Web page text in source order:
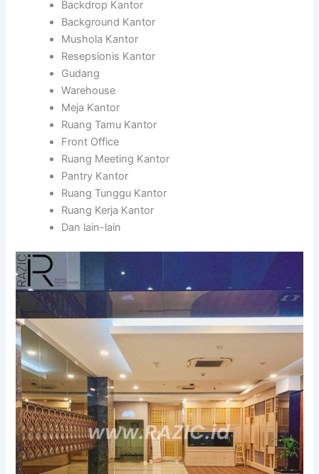
Backdrop Kantor
Background Kantor
Mushola Kantor
Resepsionis Kantor
Gudang
Warehouse
Meja Kantor
Ruang Tamu Kantor
Front Office
Ruang Meeting Kantor
Pantry Kantor
Ruang Tunggu Kantor
Ruang Kerja Kantor
Dan lain-lain